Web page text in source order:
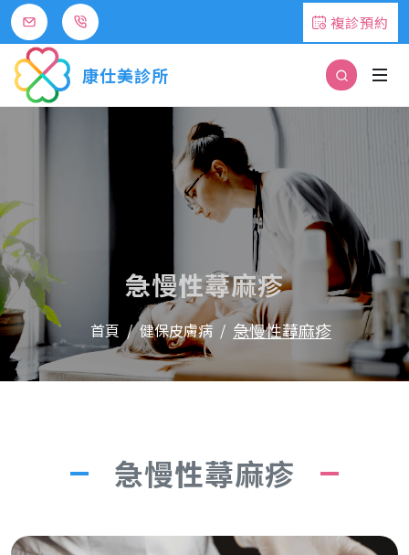
複診預約
康仕美診所
急慢性蕁麻疹
首頁 健保皮膚病 急慢性蕁麻疹
急慢性蕁麻疹